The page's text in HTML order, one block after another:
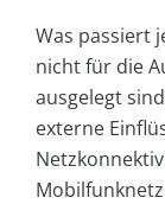
Was passiert
nicht für die
ausgelegt
externe